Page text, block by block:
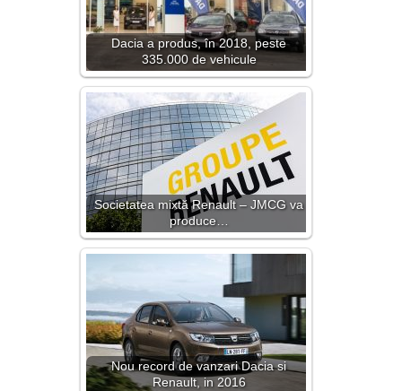
Dacia a produs, în 2018, peste
335.000 de vehicule
Societatea mixtă Renault – JMCG va
produce…
Nou record de vanzari Dacia si
Renault, in 2016